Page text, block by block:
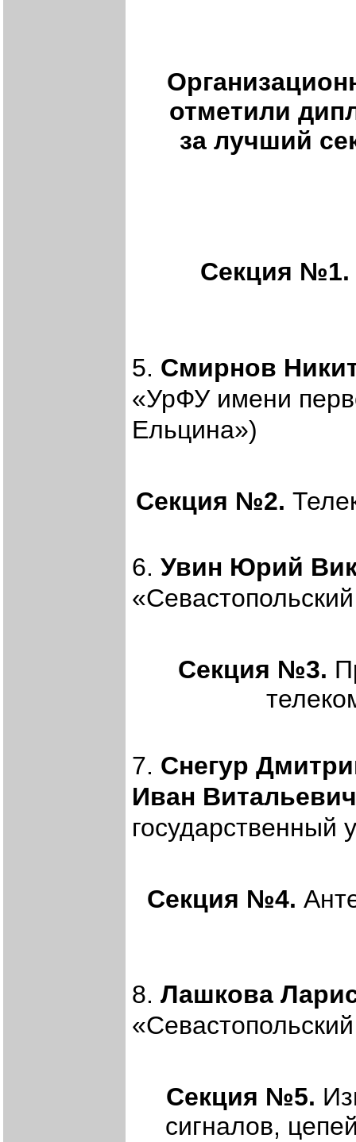
отметили
за лучший
Секция №1.
5. Смирнов
«УрФУ имени
Ельцина»)
Секция №2.
6. Увин Юрий
Секция №3.
7. Снегур
Иван Витальевич
государственный
Секция №4.
8. Лашкова
Секция №5.
сигналов,